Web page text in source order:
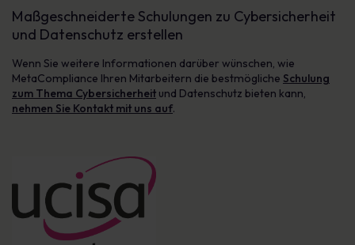
Maßgeschneiderte Schulungen zu Cybersicherheit
und Datenschutz erstellen
Wenn Sie weitere Informationen darüber wünschen, wie
MetaCompliance Ihren Mitarbeitern die bestmögliche Schulung
zum Thema Cybersicherheit und Datenschutz bieten kann,
nehmen Sie Kontakt mit uns auf.